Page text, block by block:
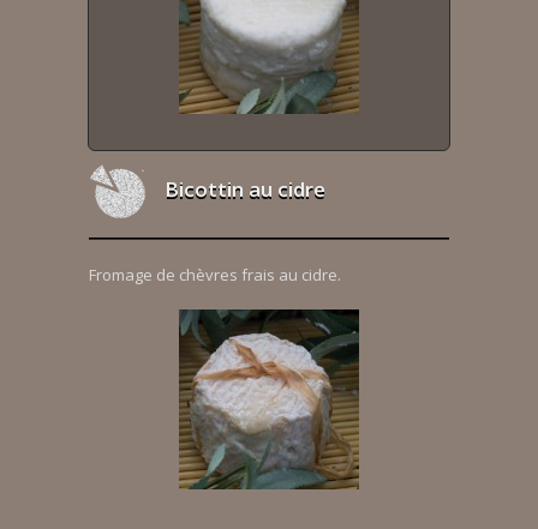
Bicottin au cidre
Fromage de chèvres frais au cidre.